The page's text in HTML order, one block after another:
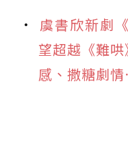
虞書欣新劇
望超越《難
感、撒糖劇